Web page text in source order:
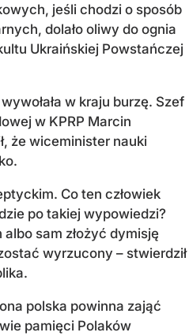
jeśli chodzi o sposób
dolało oliwy do ognia
Ukraińskiej Powstańczej
w kraju burzę. Szef
w KPRP Marcin
że wiceminister nauki
Co ten człowiek
po takiej wypowiedzi?
sam złożyć dymisję
wyrzucony – stwierdził
polska powinna zająć
pamięci Polaków